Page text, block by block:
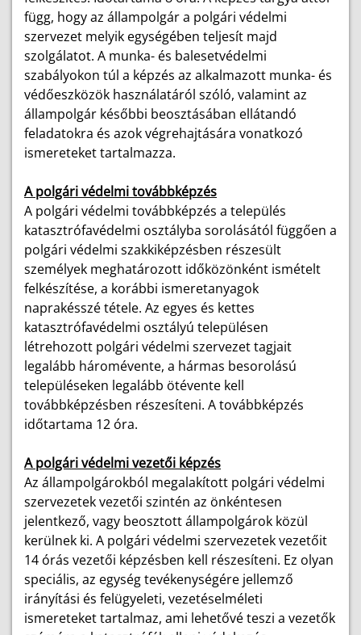
függ, hogy az állampolgár a polgári védelmi
szervezet melyik egységében teljesít majd
szolgálatot. A munka- és balesetvédelmi
szabályokon túl a képzés az alkalmazott munka- és
védőeszközök használatáról szóló, valamint az
állampolgár későbbi beosztásában ellátandó
feladatokra és azok végrehajtására vonatkozó
ismereteket tartalmazza.
A polgári védelmi továbbképzés
A polgári védelmi továbbképzés a település
katasztrófavédelmi osztályba sorolásától függően a
polgári védelmi szakkiképzésben részesült
személyek meghatározott időközönként ismételt
felkészítése, a korábbi ismeretanyagok
naprakésszé tétele. Az egyes és kettes
katasztrófavédelmi osztályú településen
létrehozott polgári védelmi szervezet tagjait
legalább háromévente, a hármas besorolású
településeken legalább ötévente kell
továbbképzésben részesíteni. A továbbképzés
időtartama 12 óra.
A polgári védelmi vezetői képzés
Az állampolgárokból megalakított polgári védelmi
szervezetek vezetői szintén az önkéntesen
jelentkező, vagy beosztott állampolgárok közül
kerülnek ki. A polgári védelmi szervezetek vezetőit
14 órás vezetői képzésben kell részesíteni. Ez olyan
speciális, az egység tevékenységére jellemző
irányítási és felügyeleti, vezetéselméleti
ismereteket tartalmaz, ami lehetővé teszi a vezetők